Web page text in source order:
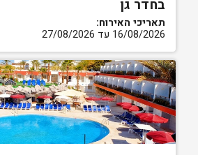
בחדר גן
תאריכי האירוח:
16/08/2026 עד 27/08/2026